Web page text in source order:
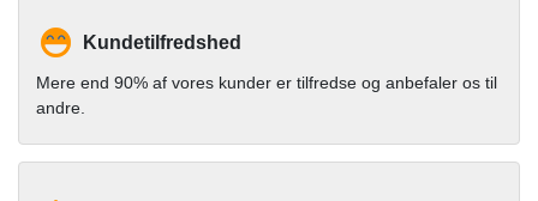
Kundetilfredshed
Mere end 90% af vores kunder er tilfredse og anbefaler os til
andre.